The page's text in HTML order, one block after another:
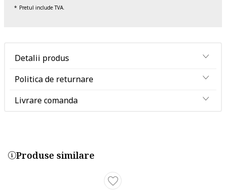
Pretul include TVA.
Detalii produs
Politica de returnare
Livrare comanda
Produse similare